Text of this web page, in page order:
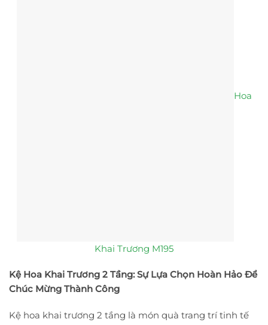
Hoa
Khai Trương M195
Kệ Hoa Khai Trương 2 Tầng: Sự Lựa Chọn Hoàn Hảo Để
Chúc Mừng Thành Công
Kệ hoa khai trương 2 tầng là món quà trang trí tinh tế